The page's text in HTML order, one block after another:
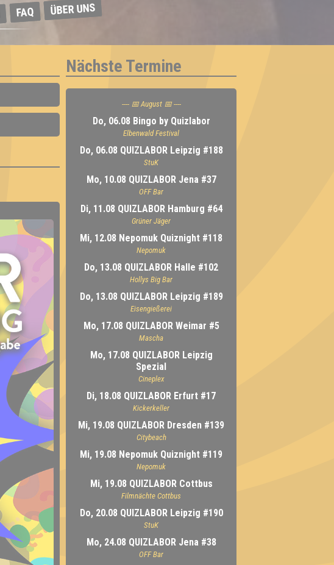
FAQ ÜBER UNS
Nächste Termine
---- 📅 August 📅 ----
Do, 06.08 Bingo by Quizlabor
Elbenwald Festival
Do, 06.08 QUIZLABOR Leipzig #188
StuK
Mo, 10.08 QUIZLABOR Jena #37
OFF Bar
Di, 11.08 QUIZLABOR Hamburg #64
Grüner Jäger
Mi, 12.08 Nepomuk Quiznight #118
Nepomuk
Do, 13.08 QUIZLABOR Halle #102
Hollys Big Bar
Do, 13.08 QUIZLABOR Leipzig #189
Eisengießerei
Mo, 17.08 QUIZLABOR Weimar #5
Mascha
Mo, 17.08 QUIZLABOR Leipzig
Spezial
Cineplex
Di, 18.08 QUIZLABOR Erfurt #17
Kickerkeller
Mi, 19.08 QUIZLABOR Dresden #139
Citybeach
Mi, 19.08 Nepomuk Quiznight #119
Nepomuk
Mi, 19.08 QUIZLABOR Cottbus
Filmnächte Cottbus
Do, 20.08 QUIZLABOR Leipzig #190
StuK
Mo, 24.08 QUIZLABOR Jena #38
OFF Bar